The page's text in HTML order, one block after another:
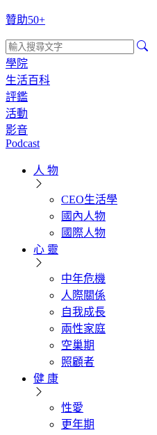
贊助50+
學院
生活百科
評鑑
活動
影音
Podcast
人 物
CEO生活學
國內人物
國際人物
心 靈
中年危機
人際關係
自我成長
兩性家庭
空巢期
照顧者
健 康
性愛
更年期